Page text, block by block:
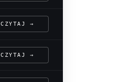
CZYTAJ →
CZYTAJ →